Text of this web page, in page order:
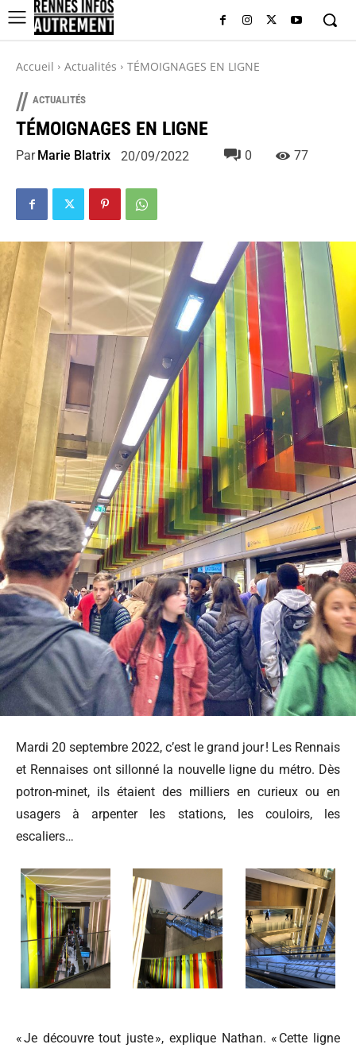
Accueil Actualités TÉMOIGNAGES EN LIGNE
// ACTUALITÉS
TÉMOIGNAGES EN LIGNE
Par Marie Blatrix 20/09/2022 0 77
Mardi 20 septembre 2022, c’est le grand jour ! Les Rennais
et Rennaises ont sillonné la nouvelle ligne du métro. Dès
potron-minet, ils étaient des milliers en curieux ou en
usagers à arpenter les stations, les couloirs, les
escaliers…
« Je découvre tout juste », explique Nathan. « Cette ligne